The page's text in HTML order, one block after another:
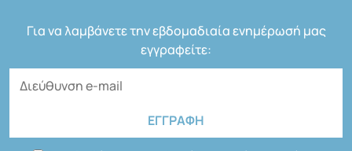
Για να λαμβάνετε την εβδομαδιαία ενημέρωσή μας
εγγραφείτε: